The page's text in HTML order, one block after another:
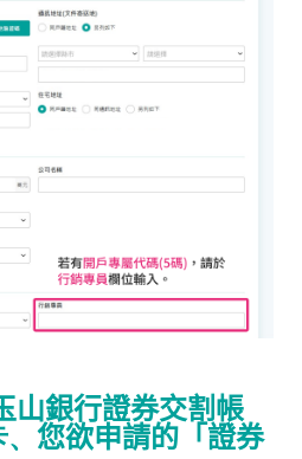
山銀行證券交割帳
您欲申請的「證券